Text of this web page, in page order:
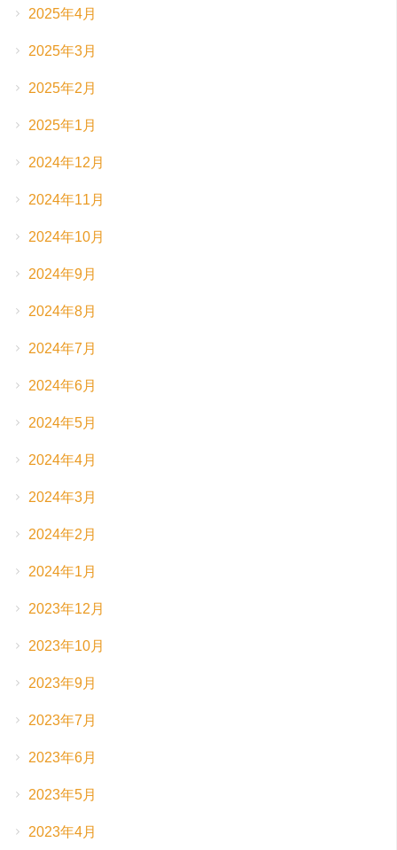
2025年4月
2025年3月
2025年2月
2025年1月
2024年12月
2024年11月
2024年10月
2024年9月
2024年8月
2024年7月
2024年6月
2024年5月
2024年4月
2024年3月
2024年2月
2024年1月
2023年12月
2023年10月
2023年9月
2023年7月
2023年6月
2023年5月
2023年4月